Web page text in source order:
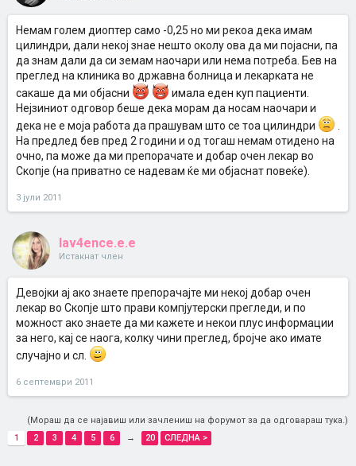
Немам голем диоптер само -0,25 но ми рекоа дека имам
цилиндри, дали некој знае нешто околу ова да ми појасни, па
да знам дали да си земам наочари или нема потреба. Бев на
преглед на клиника во државна болница и лекарката не
сакаше да ми објасни
имала еден куп пациенти.
Нејзиниот одговор беше дека морам да носам наочари и
дека не е моја работа да прашувам што се тоа цилиндри
На предлед бев пред 2 години и од тогаш немам отидено на
очно, па може да ми препорачате и добар очен лекар во
Скопје (на приватно се надевам ќе ми објаснат повеќе).
3 јули 2011
lav4ence.e.e
Истакнат член
Девојки ај ако знаете препорачајте ми некој добар очен
лекар во Скопје што прави компјутерски прегледи, и по
можност ако знаете да ми кажете и некои плус информации
за него, кај се наога, колку чини преглед, бројче ако имате
случајно и сл.
6 септември 2011
(Мораш да се најавиш или зачлениш на форумот за да одговараш тука.)
1
2 3 4 5 6 → 20 СЛЕДНА >